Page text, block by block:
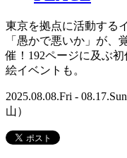
東京を拠点に活動する
「愚かで悪いか」が、
催！192ページに及ぶ
絵イベントも。
2025.08.08.Fri -
山）